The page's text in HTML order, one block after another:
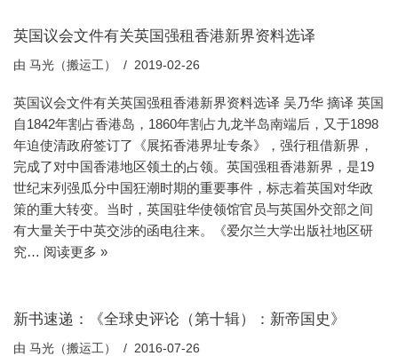
英国议会文件有关英国强租香港新界资料选译
由 马光（搬运工） 2019-02-26
英国议会文件有关英国强租香港新界资料选译 吴乃华 摘译 英国
自1842年割占香港岛，1860年割占九龙半岛南端后，又于1898
年迫使清政府签订了《展拓香港界址专条》，强行租借新界，
完成了对中国香港地区领土的占领。英国强租香港新界，是19
世纪末列强瓜分中国狂潮时期的重要事件，标志着英国对华政
策的重大转变。当时，英国驻华使领馆官员与英国外交部之间
有大量关于中英交涉的函电往来。《爱尔兰大学出版社地区研
究… 阅读更多 »
新书速递：《全球史评论（第十辑）：新帝国史》
由 马光（搬运工） 2016-07-26